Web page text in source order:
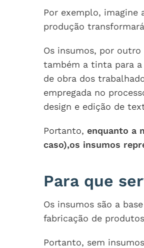
Por exemplo, imagine
produção
Os insumos, por
também a tinta para a
de obra dos
empregada no
design e edição de
Portanto, enquanto a
caso),os insumos
Para que
Os insumos são a
fabricação de
Portanto, sem